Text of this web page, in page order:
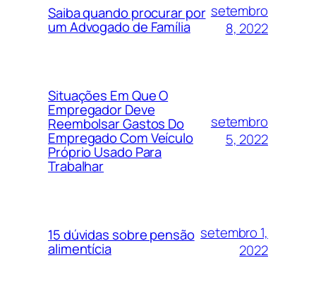
Saiba quando procurar por
um Advogado de Família
setembro
8, 2022
Situações Em Que O
Empregador Deve
Reembolsar Gastos Do
Empregado Com Veículo
Próprio Usado Para
Trabalhar
setembro
5, 2022
15 dúvidas sobre pensão
alimentícia
setembro 1,
2022